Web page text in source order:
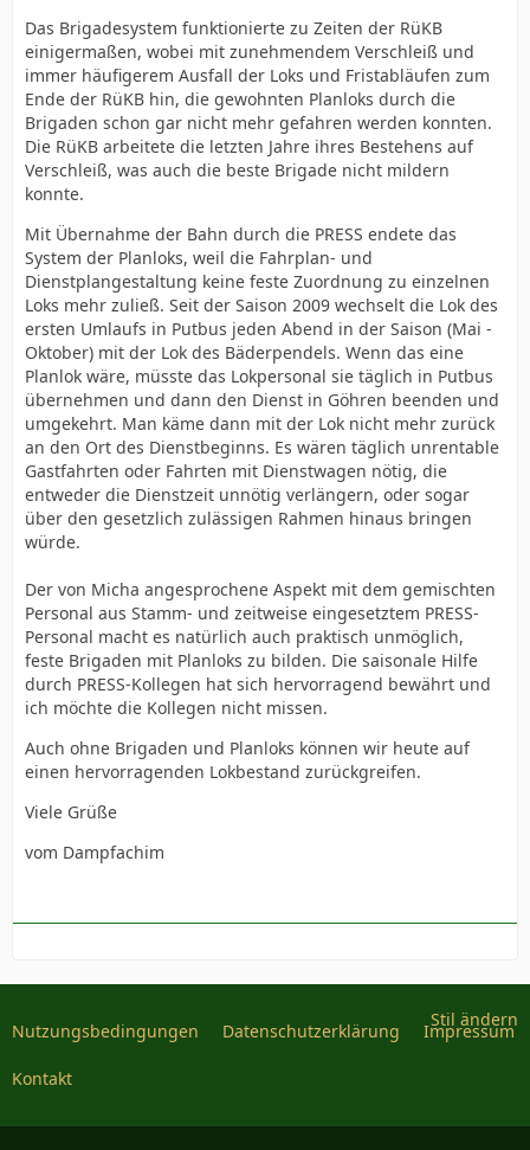
Das Brigadesystem funktionierte zu Zeiten der RüKB
einigermaßen, wobei mit zunehmendem Verschleiß und
immer häufigerem Ausfall der Loks und Fristabläufen zum
Ende der RüKB hin, die gewohnten Planloks durch die
Brigaden schon gar nicht mehr gefahren werden konnten.
Die RüKB arbeitete die letzten Jahre ihres Bestehens auf
Verschleiß, was auch die beste Brigade nicht mildern
konnte.
Mit Übernahme der Bahn durch die PRESS endete das
System der Planloks, weil die Fahrplan- und
Dienstplangestaltung keine feste Zuordnung zu einzelnen
Loks mehr zuließ. Seit der Saison 2009 wechselt die Lok des
ersten Umlaufs in Putbus jeden Abend in der Saison (Mai -
Oktober) mit der Lok des Bäderpendels. Wenn das eine
Planlok wäre, müsste das Lokpersonal sie täglich in Putbus
übernehmen und dann den Dienst in Göhren beenden und
umgekehrt. Man käme dann mit der Lok nicht mehr zurück
an den Ort des Dienstbeginns. Es wären täglich unrentable
Gastfahrten oder Fahrten mit Dienstwagen nötig, die
entweder die Dienstzeit unnötig verlängern, oder sogar
über den gesetzlich zulässigen Rahmen hinaus bringen
würde.
Der von Micha angesprochene Aspekt mit dem gemischten
Personal aus Stamm- und zeitweise eingesetztem PRESS-
Personal macht es natürlich auch praktisch unmöglich,
feste Brigaden mit Planloks zu bilden. Die saisonale Hilfe
durch PRESS-Kollegen hat sich hervorragend bewährt und
ich möchte die Kollegen nicht missen.
Auch ohne Brigaden und Planloks können wir heute auf
einen hervorragenden Lokbestand zurückgreifen.
Viele Grüße
vom Dampfachim
Stil ändern
Nutzungsbedingungen Datenschutzerklärung Impressum
Kontakt